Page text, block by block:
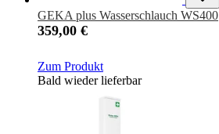
GEKA plus Wasserschlauch WS400
359,00 €
Zum Produkt
Bald wieder lieferbar